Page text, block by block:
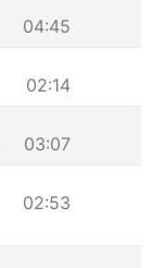
04:45
02:14
03:07
02:53